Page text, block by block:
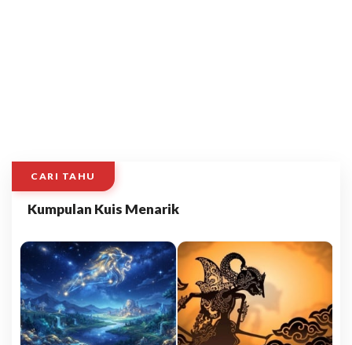
CARI TAHU
Kumpulan Kuis Menarik